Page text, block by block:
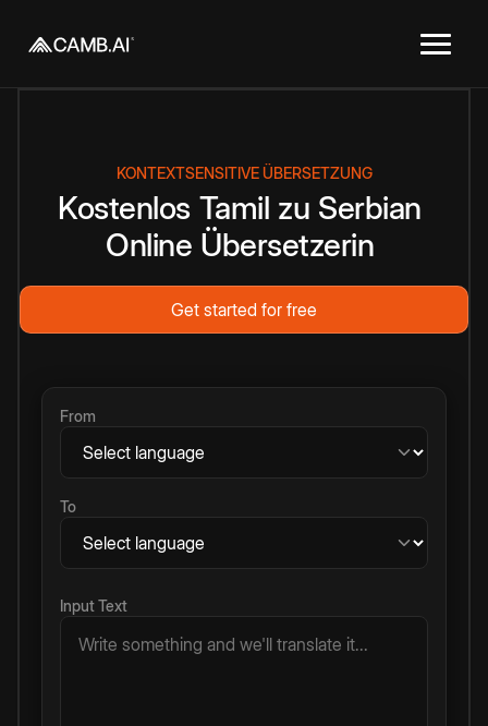
KONTEXTSENSITIVE ÜBERSETZUNG
Kostenlos Tamil zu Serbian
Online Übersetzerin
Get started for free
From
To
Input Text